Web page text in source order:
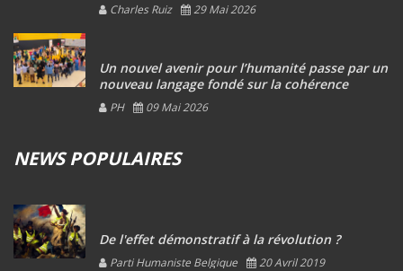
Charles Ruiz 29 Mai 2026
Un nouvel avenir pour l’humanité passe par un
nouveau langage fondé sur la cohérence
PH 09 Mai 2026
NEWS POPULAIRES
De l'effet démonstratif à la révolution ?
Parti Humaniste Belgique 20 Avril 2019